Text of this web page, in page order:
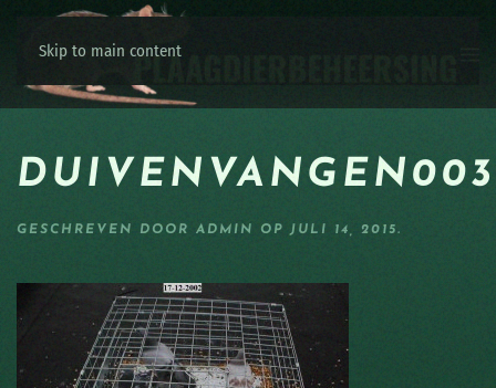
Skip to main content
DUIVENVANGEN003
GESCHREVEN DOOR ADMIN OP JULI 14, 2015.